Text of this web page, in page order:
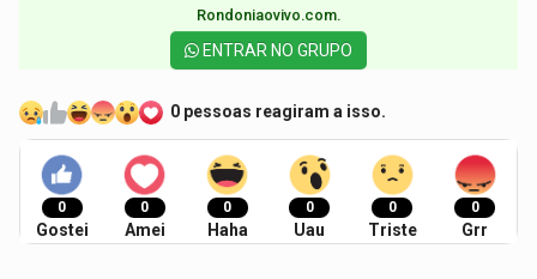
Rondoniaovivo.com.​
ENTRAR NO GRUPO
0 pessoas reagiram a isso.
0
Gostei
0
Amei
0
Haha
0
Uau
0
Triste
0
Grr